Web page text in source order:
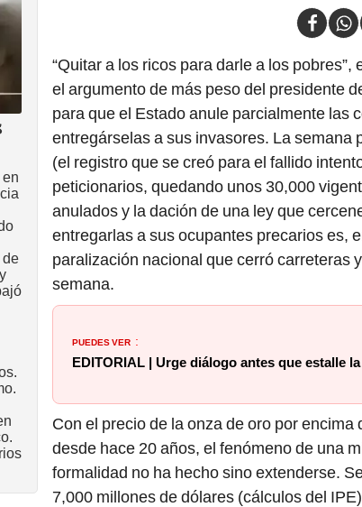
“Quitar a los ricos para darle a los
el argumento de más peso del presidente
para que el Estado anule parcialmente las
entregárselas a sus invasores. La semana
(el registro que se creó para el fallido
peticionarios, quedando unos 30,000
anulados y la dación de una ley que
entregarlas a sus ocupantes precarios es,
paralización nacional que cerró carreteras
semana.
PUEDES VER :
EDITORIAL | Urge diálogo antes que estalle
Con el precio de la onza de oro por
desde hace 20 años, el fenómeno de una
formalidad no ha hecho sino extenderse.
7,000 millones de dólares (cálculos del
de